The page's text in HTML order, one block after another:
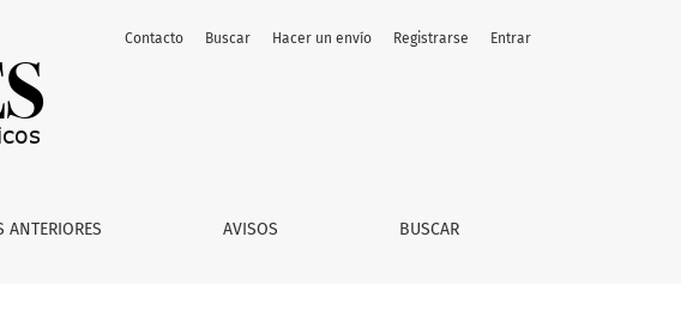
Biblioteca Universitaria
ANTERIORES AVISOS BUSCAR
Contacto Buscar Hacer un envío Registrarse Entrar